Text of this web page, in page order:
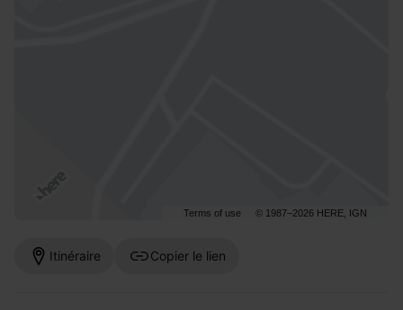
Terms of use © 1987–2026 HERE, IGN
Itinéraire Copier le lien